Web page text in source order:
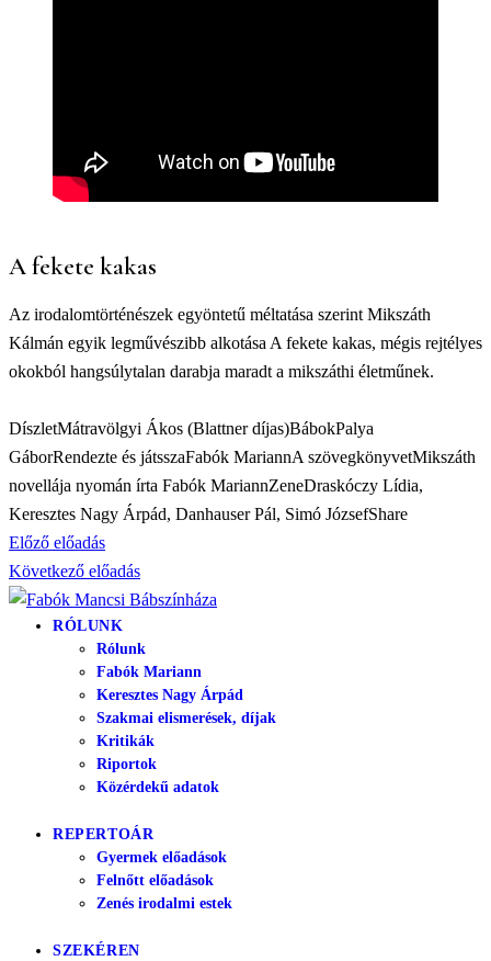
A fekete kakas
Az irodalomtörténészek egyöntetű méltatása szerint Mikszáth
Kálmán egyik legművészibb alkotása A fekete kakas, mégis rejtélyes
okokból hangsúlytalan darabja maradt a mikszáthi életműnek.
DíszletMátravölgyi Ákos (Blattner díjas)BábokPalya
GáborRendezte és játsszaFabók MariannA szövegkönyvetMikszáth
novellája nyomán írta Fabók MariannZeneDraskóczy Lídia,
Keresztes Nagy Árpád, Danhauser Pál, Simó JózsefShare
Bejegyzés
navigáció
Előző előadás
Következő előadás
RÓLUNK
Rólunk
Fabók Mariann
Keresztes Nagy Árpád
Szakmai elismerések, díjak
Kritikák
Riportok
Közérdekű adatok
REPERTOÁR
Gyermek előadások
Felnőtt előadások
Zenés irodalmi estek
SZEKÉREN